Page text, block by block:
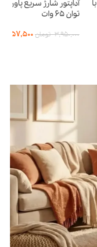
آداپتور شارژ سریع پاورولوژی مدل Lunex با
توان ۶۵ وات
3,950,000 تومان